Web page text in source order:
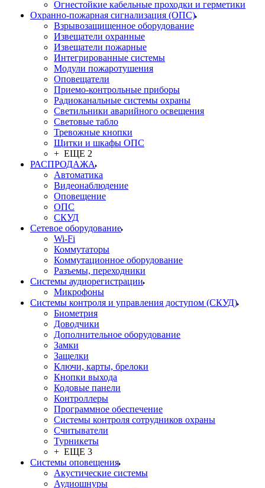
Огнестойкие кабельные проходки и герметики
Охранно-пожарная сигнализация (ОПС)
Взрывозащищенное оборудование
Извещатели охранные
Извещатели пожарные
Интегрированные системы
Модули пожаротушения
Оповещатели
Приемо-контрольные приборы
Радиоканальные системы охраны
Светильники аварийного освещения
Световые табло
Тревожные кнопки
Щитки и шкафы ОПС
+ ЕЩЕ 2
РАСПРОДАЖА
Автоматика
Видеонаблюдение
Оповещение
ОПС
СКУД
Сетевое оборудование
Wi-Fi
Коммутаторы
Коммутационное оборудование
Разъемы, переходники
Системы аудиорегистрации
Микрофоны
Системы контроля и управления доступом (СКУД)
Биометрия
Доводчики
Дополнительное оборудование
Замки
Защелки
Ключи, карты, брелоки
Кнопки выхода
Кодовые панели
Контроллеры
Программное обеспечение
Системы контроля сотрудников охраны
Считыватели
Турникеты
+ ЕЩЕ 3
Системы оповещения
Акустические системы
Аудиошнуры